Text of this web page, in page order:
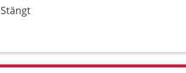
Stängt